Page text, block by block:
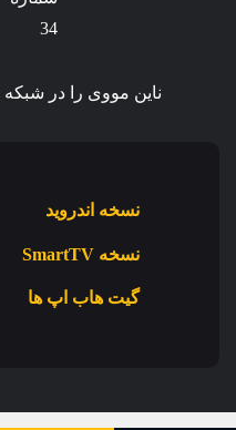
ناین مووی را در شبکه
نسخه اندروید
نسخه SmartTV
گیت هاب اپ ها